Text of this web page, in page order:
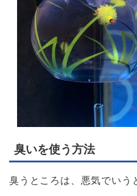
臭いを使う方法
臭うところは、悪気でいう